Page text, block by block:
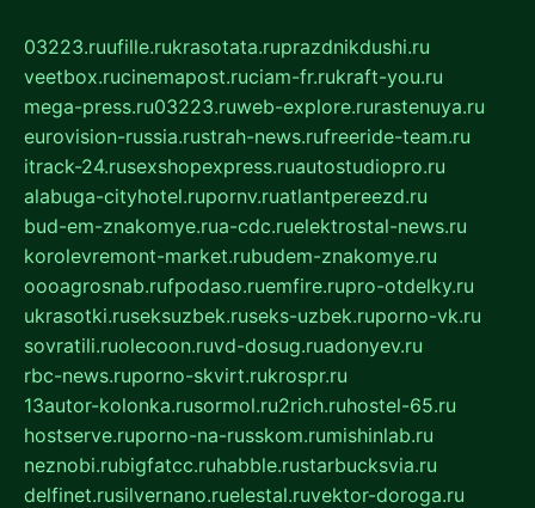
03223.ruufille.rukrasotata.ruprazdnikdushi.ru
veetbox.rucinemapost.ruciam-fr.rukraft-you.ru
mega-press.ru03223.ruweb-explore.rurastenuya.ru
eurovision-russia.rustrah-news.rufreeride-team.ru
itrack-24.rusexshopexpress.ruautostudiopro.ru
alabuga-cityhotel.rupornv.ruatlantpereezd.ru
bud-em-znakomye.rua-cdc.ruelektrostal-news.ru
korolevremont-market.rubudem-znakomye.ru
oooagrosnab.rufpodaso.ruemfire.rupro-otdelky.ru
ukrasotki.ruseksuzbek.ruseks-uzbek.ruporno-vk.ru
sovratili.ruolecoon.ruvd-dosug.ruadonyev.ru
rbc-news.ruporno-skvirt.rukrospr.ru
13autor-kolonka.rusormol.ru2rich.ruhostel-65.ru
hostserve.ruporno-na-russkom.rumishinlab.ru
neznobi.rubigfatcc.ruhabble.rustarbucksvia.ru
delfinet.rusilvernano.ruelestal.ruvektor-doroga.ru